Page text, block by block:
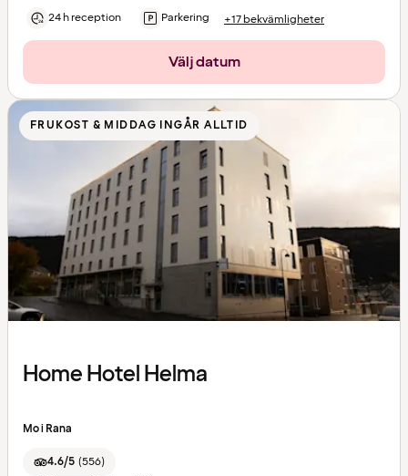
24 h reception Parkering +17 bekvämligheter
Välj datum
FRUKOST & MIDDAG INGÅR ALLTID
Home Hotel Helma
Mo i Rana
4.6/5 (556)